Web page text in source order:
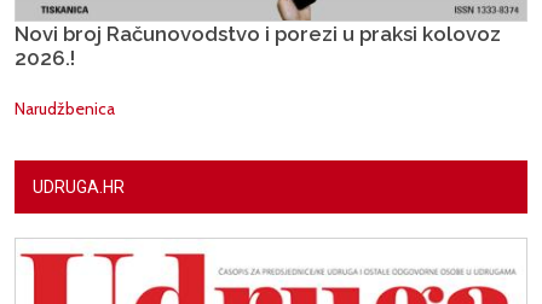
Novi broj Računovodstvo i porezi u praksi kolovoz
2026.!
Narudžbenica
UDRUGA.HR